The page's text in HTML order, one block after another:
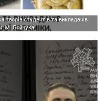
творів студентів та викладачів
М. Бойчука